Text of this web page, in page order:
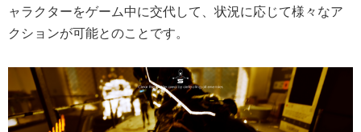
ャラクターをゲーム中に交代して、状況に応じて様々なア
クションが可能とのことです。